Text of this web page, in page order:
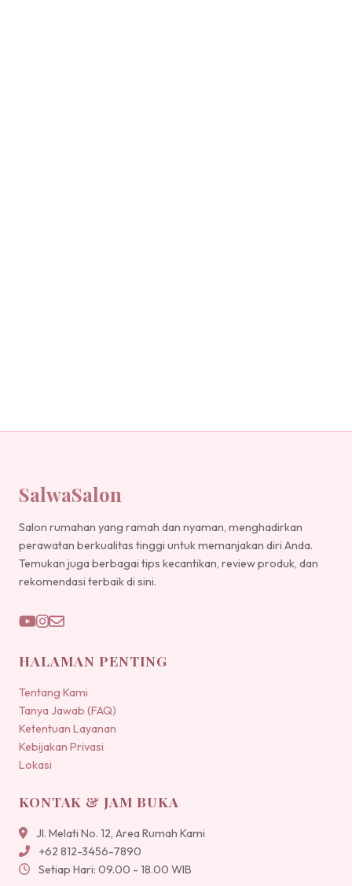
SalwaSalon
Salon rumahan yang ramah dan nyaman, menghadirkan
perawatan berkualitas tinggi untuk memanjakan diri Anda.
Temukan juga berbagai tips kecantikan, review produk, dan
rekomendasi terbaik di sini.
HALAMAN PENTING
Tentang Kami
Tanya Jawab (FAQ)
Ketentuan Layanan
Kebijakan Privasi
Lokasi
KONTAK & JAM BUKA
Jl. Melati No. 12, Area Rumah Kami
+62 812-3456-7890
Setiap Hari: 09.00 - 18.00 WIB